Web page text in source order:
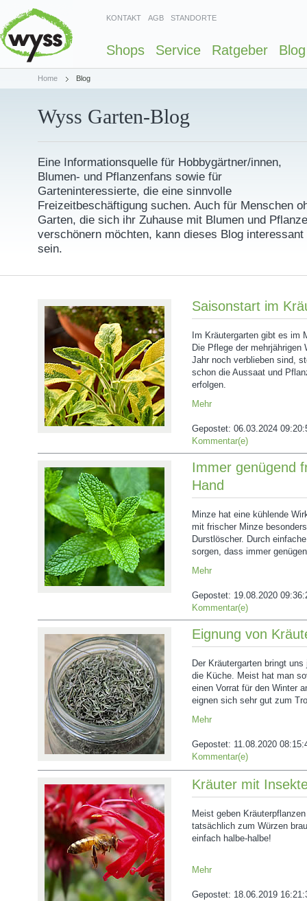
KONTAKT AGB STANDORTE
Shops Service Ratgeber Blog
Home Blog
Wyss Garten-Blog
Eine Informationsquelle für Hobbygärtner/innen,
Blumen- und Pflanzenfans sowie für
Garteninteressierte, die eine sinnvolle
Freizeitbeschäftigung suchen. Auch für Menschen
Garten, die sich ihr Zuhause mit Blumen und
verschönern möchten, kann dieses Blog interessant
sein.
Saisonstart im
Im Kräutergarten gibt es im
Die Pflege der
Jahr noch verblieben sind,
schon die Aussaat und
erfolgen.
Mehr
Gepostet: 06.03.2024
Kommentar(e)
Immer genügend
Hand
Minze hat eine kühlende
mit frischer Minze
Durstlöscher. Durch
sorgen, dass immer
Mehr
Gepostet: 19.08.2020
Kommentar(e)
Eignung von
Der Kräutergarten bringt
die Küche. Meist hat man
einen Vorrat für den Winter
eignen sich sehr gut zum
Mehr
Gepostet: 11.08.2020
Kommentar(e)
Kräuter mit
Meist geben
tatsächlich zum Würzen
einfach halbe-halbe!
Mehr
Gepostet: 18.06.2019